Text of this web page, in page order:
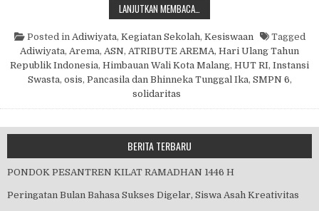
LANJUTKAN MEMBACA…
Posted in Adiwiyata, Kegiatan Sekolah, Kesiswaan
Tagged
Adiwiyata, Arema, ASN, ATRIBUTE AREMA, Hari Ulang Tahun
Republik Indonesia, Himbauan Wali Kota Malang, HUT RI, Instansi
Swasta, osis, Pancasila dan Bhinneka Tunggal Ika, SMPN 6,
solidaritas
BERITA TERBARU
PONDOK PESANTREN KILAT RAMADHAN 1446 H
Peringatan Bulan Bahasa Sukses Digelar, Siswa Asah Kreativitas